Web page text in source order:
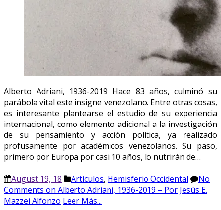
Alberto Adriani, 1936-2019 Hace 83 años, culminó su
parábola vital este insigne venezolano. Entre otras cosas,
es interesante plantearse el estudio de su experiencia
internacional, como elemento adicional a la investigación
de su pensamiento y acción política, ya realizado
profusamente por académicos venezolanos. Su paso,
primero por Europa por casi 10 años, lo nutrirán de…
August 19, 18 Artículos, Hemisferio Occidental
No
Comments on Alberto Adriani, 1936-2019 – Por Jesús E.
Mazzei Alfonzo Leer Más...